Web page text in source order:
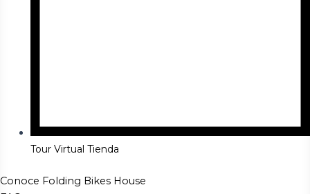
Tour Virtual Tienda
Conoce Folding Bikes House